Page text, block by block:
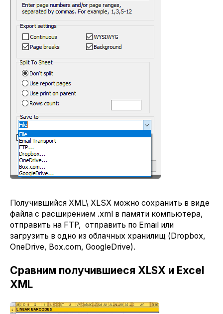
Получившийся XML\ XLSX можно сохранить в виде
файла с расширением .xml в памяти компьютера,
отправить на FTP, отправить по Email или
загрузить в одно из облачных хранилищ (Dropbox,
OneDrive, Box.com, GoogleDrive).
Сравним получившиеся XLSX и Excel
XML